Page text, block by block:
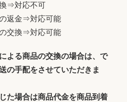
換⇒対応不可
返金⇒対応可能
交換⇒対応可能
よる商品の交換の場合は、で
の手配をさせていただきま
た場合は商品代金を商品到着